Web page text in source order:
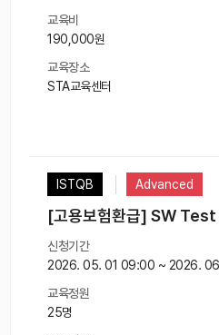
교육비
190,000원
교육장소
STA교육센터
ISTQB Advanced
[고용보험환급] SW
신청기간
2026. 05. 01 09:00 ~ 2026.
교육정원
25명